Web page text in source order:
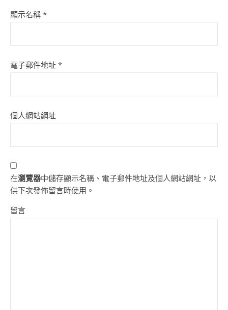
顯示名稱 *
電子郵件地址 *
個人網站網址
在瀏覽器中儲存顯示名稱、電子郵件地址及個人網站網址，以
供下次發佈留言時使用。
留言